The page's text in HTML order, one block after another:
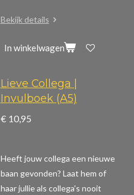
Bekijk details
In winkelwagen
Lieve Collega |
Invulboek (A5)
€ 10,95
Heeft jouw collega een nieuwe
baan gevonden? Laat hem of
haar jullie als collega's nooit